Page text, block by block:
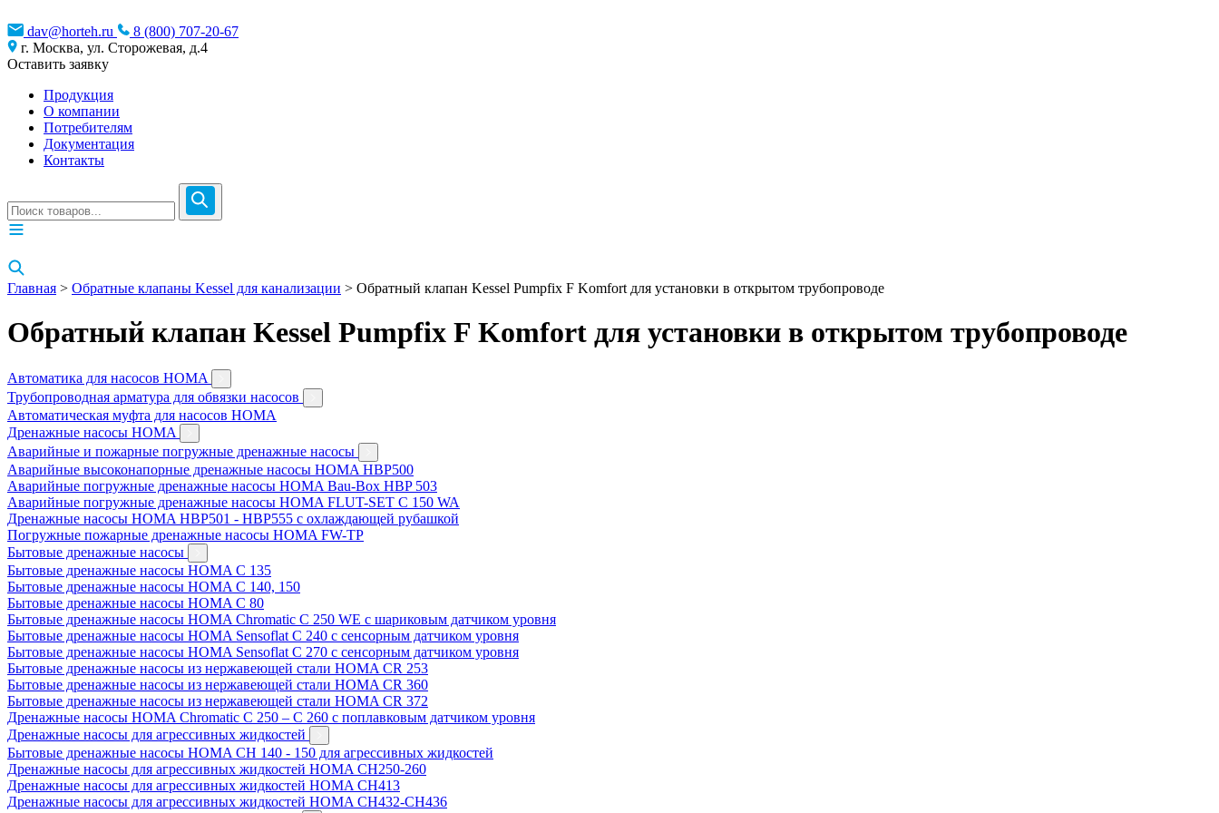
dav@horteh.ru
8 (800) 707-20-67
г. Москва, ул. Сторожевая, д.4
Оставить заявку
Продукция
О компании
Потребителям
Документация
Контакты
Главная > Обратные клапаны Kessel для канализации > Обратный клапан Kessel Pumpfix F Komfort для установки в открытом трубопроводе
Обратный клапан Kessel Pumpfix F Komfort для установки в открытом трубопроводе
Автоматика для насосов HOMA
Трубопроводная арматура для обвязки насосов
Автоматическая муфта для насосов HOMA
Дренажные насосы HOMA
Аварийные и пожарные погружные дренажные насосы
Аварийные высоконапорные дренажные насосы HOMA HBP500
Аварийные погружные дренажные насосы HOMA Bau-Box HBP 503
Аварийные погружные дренажные насосы HOMA FLUT-SET C 150 WA
Дренажные насосы HOMA HBP501 - HBP555 с охлаждающей рубашкой
Погружные пожарные дренажные насосы HOMA FW-TP
Бытовые дренажные насосы
Бытовые дренажные насосы HOMA C 135
Бытовые дренажные насосы HOMA C 140, 150
Бытовые дренажные насосы HOMA C 80
Бытовые дренажные насосы HOMA Chromatic C 250 WE с шариковым датчиком уровня
Бытовые дренажные насосы HOMA Sensoflat C 240 с сенсорным датчиком уровня
Бытовые дренажные насосы HOMA Sensoflat C 270 с сенсорным датчиком уровня
Бытовые дренажные насосы из нержавеющей стали HOMA CR 253
Бытовые дренажные насосы из нержавеющей стали HOMA CR 360
Бытовые дренажные насосы из нержавеющей стали HOMA CR 372
Дренажные насосы HOMA Chromatic C 250 – C 260 с поплавковым датчиком уровня
Дренажные насосы для агрессивных жидкостей
Бытовые дренажные насосы HOMA CH 140 - 150 для агрессивных жидкостей
Дренажные насосы для агрессивных жидкостей HOMA CH250-260
Дренажные насосы для агрессивных жидкостей HOMA CH413
Дренажные насосы для агрессивных жидкостей HOMA CH432-CH436